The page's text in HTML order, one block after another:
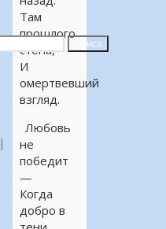
Поиск
Там
прошлого
стена,
И
омертвевший
взгляд.
Любовь
не
победит
—
Когда
добро в
|